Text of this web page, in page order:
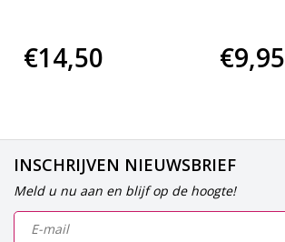
€14,50 €9,95
INSCHRIJVEN NIEUWSBRIEF
Meld u nu aan en blijf op de hoogte!